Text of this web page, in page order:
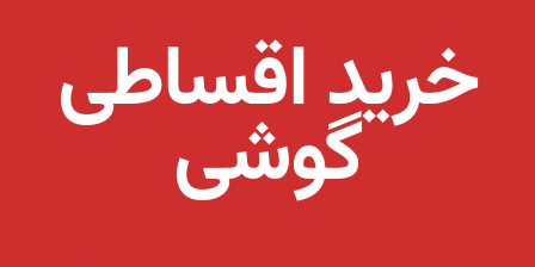
خرید اقساطی
گوشی